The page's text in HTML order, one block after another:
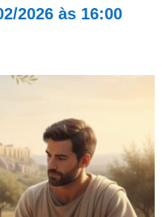
2026 às 16:00